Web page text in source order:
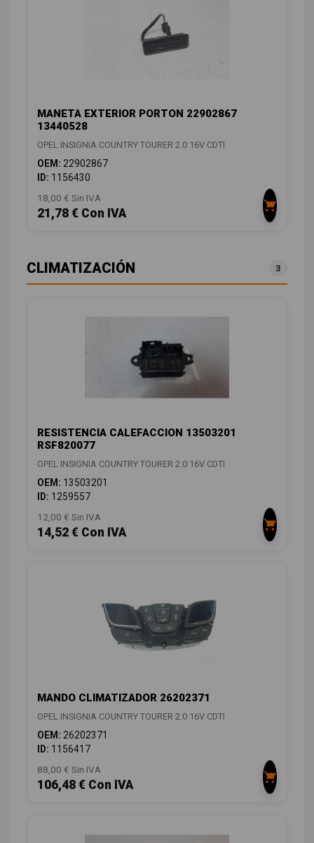
MANETA EXTERIOR PORTON 22902867
13440528
OPEL INSIGNIA COUNTRY TOURER 2.0 16V CDTI
OEM: 22902867
ID: 1156430
18,00 € Sin IVA
21,78 € Con IVA
CLIMATIZACIÓN 3
RESISTENCIA CALEFACCION 13503201
RSF820077
OPEL INSIGNIA COUNTRY TOURER 2.0 16V CDTI
OEM: 13503201
ID: 1259557
12,00 € Sin IVA
14,52 € Con IVA
MANDO CLIMATIZADOR 26202371
OPEL INSIGNIA COUNTRY TOURER 2.0 16V CDTI
OEM: 26202371
ID: 1156417
88,00 € Sin IVA
106,48 € Con IVA